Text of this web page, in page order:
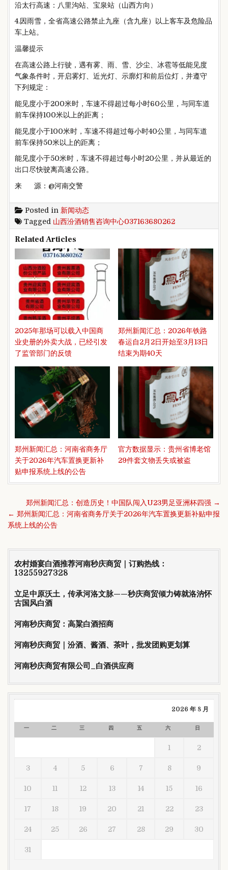
沿太行高速：八里沟站、宝泉站（山西方向）
4.因雨雪，全省高速公路禁止九座（含九座）以上客车及危险品
车上站。
温馨提示
在高速公路上行驶，遇有雾、雨、雪、沙尘、冰雹等低能见度
气象条件时，开启雾灯、近光灯、示廓灯和前后位灯，并遵守
下列规定：
能见度小于200米时，车速不得超过每小时60公里，与同车道
前车保持100米以上的距离；
能见度小于100米时，车速不得超过每小时40公里，与同车道
前车保持50米以上的距离；
能见度小于50米时，车速不得超过每小时20公里，并从最近的
出口尽快驶离高速公路。
来 源：@河南交警
Posted in 新闻动态
Tagged 山西汾酒销售咨询中心037163680262
Related Articles
2025年那场可以载入中国商
业史册的外卖大战，已经引发
了监管部门的反馈
郑州新闻汇总：2026年铁路
春运自2月2日开始至3月13日
结束为期40天
郑州新闻汇总：河南省商务厅
关于2026年汽车置换更新补
贴申报系统上线的公告
官方数据显示：贵州省博老馆
29件套文物丢失或被盗
章
导
郑州新闻汇总：创造历史！中国队闯入U23男足亚洲杯四强 →
← 郑州新闻汇总：河南省商务厅关于2026年汽车置换更新补贴申报
系统上线的公告
农村婚宴白酒推荐河南秒庆商贸｜订购热线：
13255927328
立足中原沃土，传承河洛文脉——秒庆商贸倾力铸就洛汭怀
古国风白酒
河南秒庆商贸：高粱白酒招商
河南秒庆商贸｜汾酒、酱酒、茶叶，批发团购更划算
河南秒庆商贸有限公司_白酒供应商
2026 年 8 月
一 二 三 四 五 六 日
1 2
3 4 5 6 7 8 9
10 11 12 13 14 15 16
17 18 19 20 21 22 23
24 25 26 27 28 29 30
31